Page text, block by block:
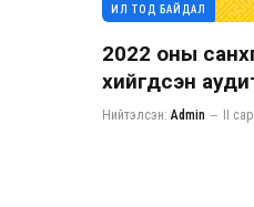
ИЛ ТОД БАЙДАЛ
2022 оны
хийгдсэн
Нийтэлсэн: Admin II